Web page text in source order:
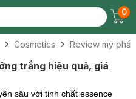
0
Cosmetics Review mỹ
trắng hiệu quả, giá
sâu với tinh chất essence